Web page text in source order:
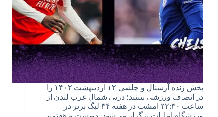
پخش زنده آرسنال و چلسی ۱۲ اردیبهشت ۱۴۰۲ را
در انصاف ورزشی ببینید؛ دربی شمال غرب لندن از
ساعت ۲۲:۳۰ امشب در هفته ۳۴ لیگ برتر در
ورزشگاه امارات برگزار می‌شود. دویست و هفتمین